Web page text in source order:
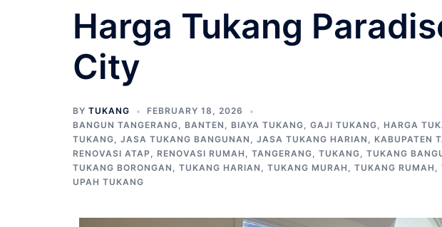
Harga Tukang
City
BY TUKANG
FEBRUARY 18, 2026
BANGUN TANGERANG, BANTEN , BIAYA TUKANG, GAJI TUKANG, HARGA
TUKANG, JASA TUKANG BANGUNAN , JASA TUKANG HARIAN , KABUPATEN
RENOVASI ATAP , RENOVASI RUMAH , TANGERANG, TUKANG, TUKANG
TUKANG BORONGAN , TUKANG HARIAN , TUKANG MURAH , TUKANG RUMAH ,
UPAH TUKANG